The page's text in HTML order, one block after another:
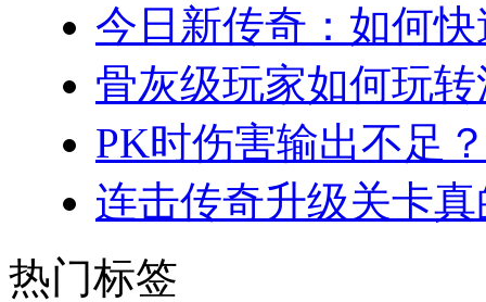
今日新传奇：如何
骨灰级玩家如何玩
PK时伤害输出不足
连击传奇升级关卡
热门标签